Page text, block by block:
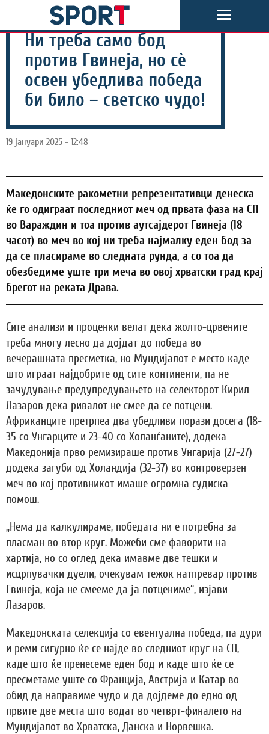
Ни треба само бод
против Гвинеја, но сѐ
освен убедлива победа
би било – светско чудо!
19 јануари 2025 - 12:48
Македонските ракометни репрезентативци денеска
ќе го одиграат последниот меч од првата фаза на СП
во Вараждин и тоа против аутсајдерот Гвинеја (18
часот) во меч во кој ни треба најмалку еден бод за
да се пласираме во следната рунда, а со тоа да
обезбедиме уште три меча во овој хрватски град крај
брегот на реката Драва.
Сите анализи и проценки велат дека жолто-црвените
треба многу лесно да дојдат до победа во
вечерашната пресметка, но Мундијалот е место каде
што играат најдобрите од сите континенти, па не
зачудување предупредувањето на селекторот Кирил
Лазаров дека ривалот не смее да се потцени.
Африканците претрпеа два убедливи порази досега (18-
35 со Унгарците и 23-40 со Холанѓаните), додека
Македонија прво ремизираше против Унгарија (27-27)
додека загуби од Холандија (32-37) во контроверзен
меч во кој противникот имаше огромна судиска
помош.
„Нема да калкулираме, победата ни е потребна за
пласман во втор круг. Можеби сме фаворити на
хартија, но со оглед дека имавме две тешки и
исцрпувачки дуели, очекувам тежок натпревар против
Гвинеја, која не смееме да ја потцениме“, изјави
Лазаров.
Македонската селекција со евентуална победа, па дури
и реми сигурно ќе се најде во следниот круг на СП,
каде што ќе пренесеме еден бод и каде што ќе се
пресметаме уште со Франција, Австрија и Катар во
обид да направиме чудо и да дојдеме до едно од
првите две места што водат во четврт-финалето на
Мундијалот во Хрватска, Данска и Норвешка.